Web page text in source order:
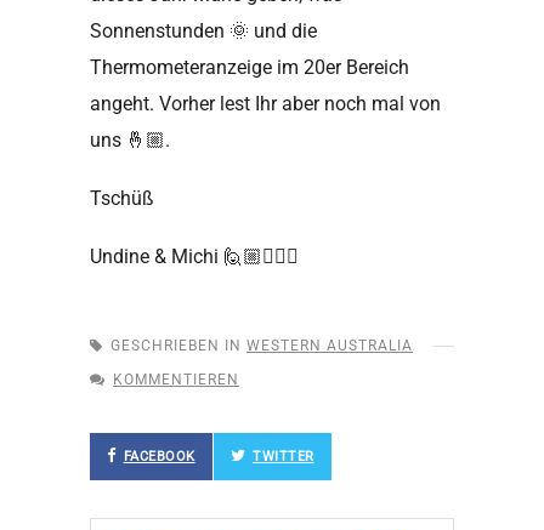
Sonnenstunden 🌞 und die
Thermometeranzeige im 20er Bereich
angeht. Vorher lest Ihr aber noch mal von
uns 🤞🏼.
Tschüß
Undine & Michi 🙋🏼🙋🏻‍♂️
GESCHRIEBEN IN WESTERN AUSTRALIA
KOMMENTIEREN
FACEBOOK TWITTER